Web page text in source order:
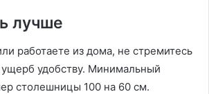
лучше
работаете из дома, не стремитесь
ущерб удобству. Минимальный
столешницы 100 на 60 см.